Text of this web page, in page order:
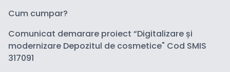
Cum cumpar?
Comunicat demarare proiect “Digitalizare și
modernizare Depozitul de cosmetice" Cod SMIS
317091